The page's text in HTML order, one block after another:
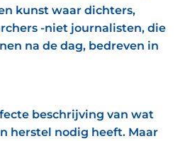
kunst waar dichters,
-niet journalisten, die
na de dag, bedreven in
beschrijving van wat
herstel nodig heeft. Maar